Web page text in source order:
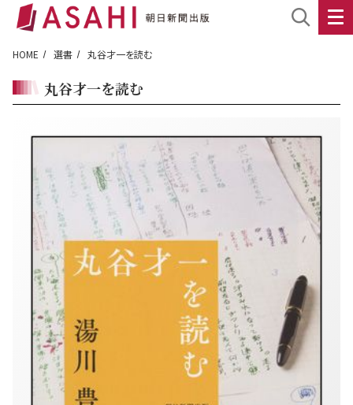
HOME 選書 丸谷才一を読む
丸谷才一を読む